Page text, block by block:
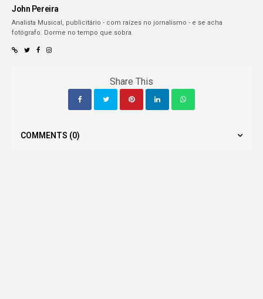
John Pereira
Analista Musical, publicitário - com raízes no jornalismo - e se acha
fotógrafo. Dorme no tempo que sobra.
Share This
COMMENTS (0)